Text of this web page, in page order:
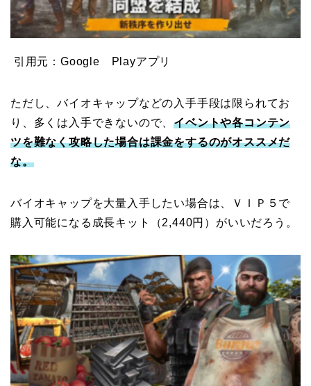
引用元：Google Playアプリ
ただし、バイオキャップなどの入手手段は限られてお
り、多くは入手できないので、イベントや各コンテン
ツを難なく攻略した場合は課金をするのがオススメだ
な。
バイオキャップを大量入手したい場合は、ＶＩＰ５で
購入可能になる成長キット（2,440円）がいいだろう。